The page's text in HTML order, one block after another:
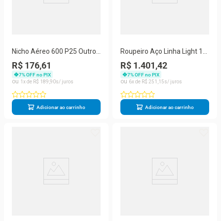
Nicho Aéreo 600 P25 Outros
1 Prateleira MDF-MDP Verde
Pandin Móveis
R$ 176,61
7% OFF no PIX
1
R$ 189 90
Adicionar ao carrinho
Roupeiro Aço Linha Light 12
Portas - Gr303-12 Cinza-
azul Delrei
R$ 1.401,42
7% OFF no PIX
6
R$ 251 15
Adicionar ao carrinho